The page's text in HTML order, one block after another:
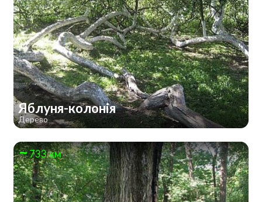
Яблуня-колонія
Дерево
733 км